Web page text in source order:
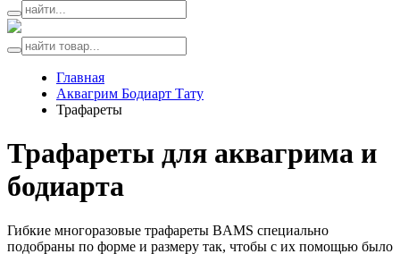
Главная
Аквагрим Бодиарт Тату
Трафареты
Трафареты для аквагрима и
бодиарта
Гибкие многоразовые трафареты BAMS специально
подобраны по форме и размеру так, чтобы с их помощью было